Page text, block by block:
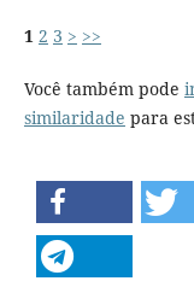
1 2 3 > >>
Você também pode
similaridade para